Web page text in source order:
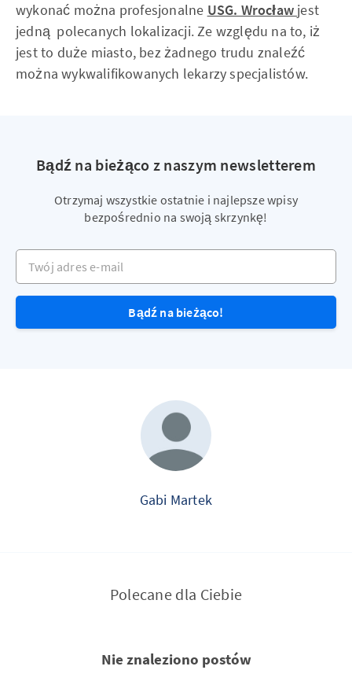
wykonać można profesjonalne USG. Wrocław jest
jedną polecanych lokalizacji. Ze względu na to, iż
jest to duże miasto, bez żadnego trudu znaleźć
można wykwalifikowanych lekarzy specjalistów.
Bądź na bieżąco z naszym newsletterem
Otrzymaj wszystkie ostatnie i najlepsze wpisy
bezpośrednio na swoją skrzynkę!
Twój adres e-mail
Bądź na bieżąco!
Gabi Martek
Polecane dla Ciebie
Nie znaleziono postów